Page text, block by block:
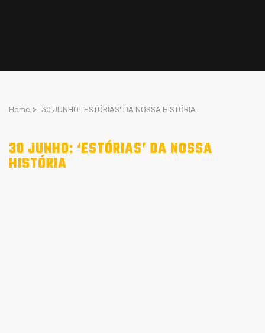
Home > 30 JUNHO: ‘ESTÓRIAS’ DA NOSSA HISTÓRIA
30 JUNHO: ‘ESTÓRIAS’ DA NOSSA
HISTÓRIA